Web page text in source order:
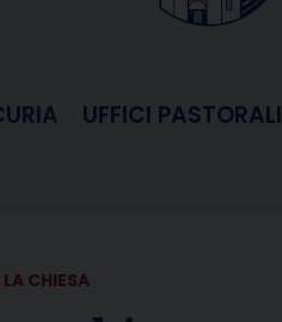
UFFICI PASTORALI
LA CHIESA